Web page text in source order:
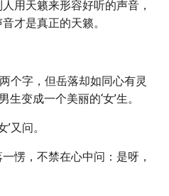
用天籁来形容好听的声音，
才是真正的天籁。
个字，但岳落却如同心有灵
变成一个美丽的‘女’生。
又问。
愣，不禁在心中问：是呀，